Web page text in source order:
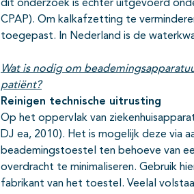
dit onderzoek is echter uitgevoerd
CPAP). Om kalkafzetting te
toegepast. In Nederland is de
Wat is nodig om
patiënt?
Reinigen technische uitrusting
Op het oppervlak van
DJ ea, 2010). Het is mogelijk deze via
beademingstoestel ten behoeve van
overdracht te minimaliseren. Gebruik
fabrikant van het toestel. Veelal